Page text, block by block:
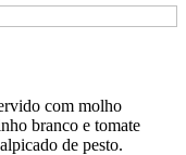
com molho
branco e tomate
de pesto.